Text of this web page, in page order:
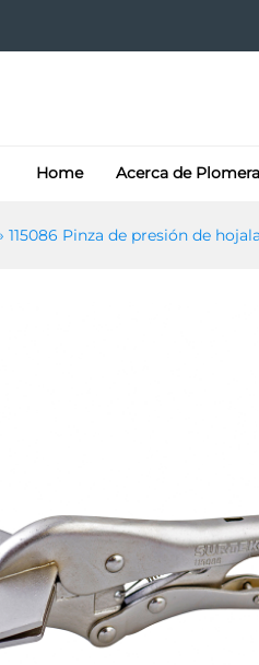
Home Acerca de
115086 Pinza de presión de